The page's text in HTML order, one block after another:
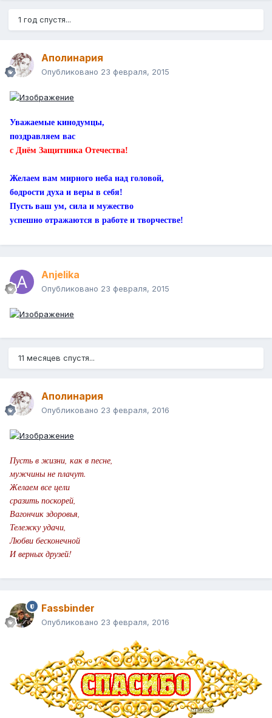
1 год спустя...
Аполинария
Опубликовано 23 февраля, 2015
Уважаемые кинодумцы,
поздравляем вас
с Днём Защитника Отечества!
Желаем вам мирного неба над головой,
бодрости духа и веры в себя!
Пусть ваш ум, сила и мужество
успешно отражаются в работе и творчестве!
Anjelika
Опубликовано 23 февраля, 2015
11 месяцев спустя...
Аполинария
Опубликовано 23 февраля, 2016
Пусть в жизни, как в песне,
мужчины не плачут.
Желаем все цели
сразить поскорей,
Вагончик здоровья,
Тележку удачи,
Любви бесконечной
И верных друзей!
Fassbinder
Опубликовано 23 февраля, 2016